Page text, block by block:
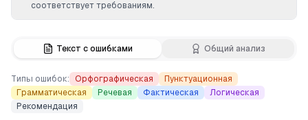
Текст с ошибками Общий анализ
Типы ошибок: Орфографическая
Пунктуационная
Грамматическая
Речевая Фактическая
Логическая
Рекомендация
соответствует требованиям.